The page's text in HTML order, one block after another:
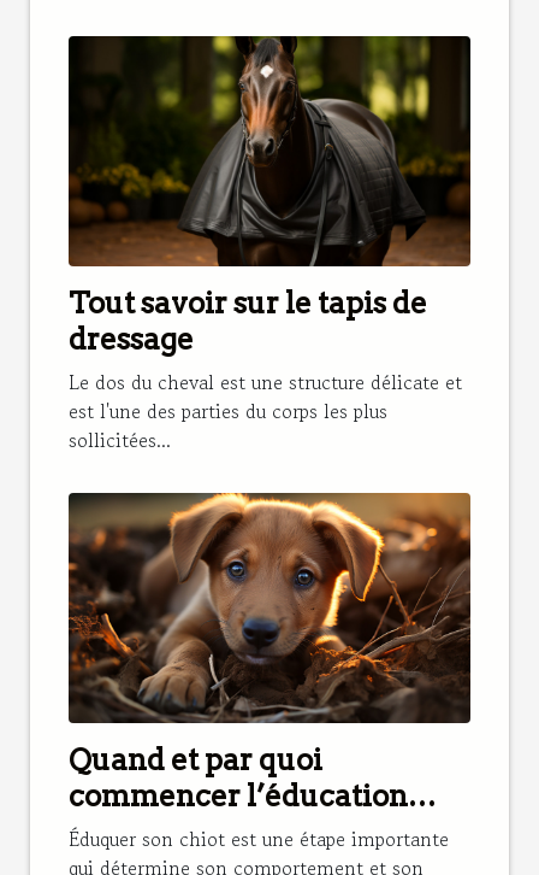
Tout savoir sur le tapis de
dressage
Le dos du cheval est une structure délicate et
est l'une des parties du corps les plus
sollicitées...
Quand et par quoi
commencer l’éducation
d’un chiot ?
Éduquer son chiot est une étape importante
qui détermine son comportement et son